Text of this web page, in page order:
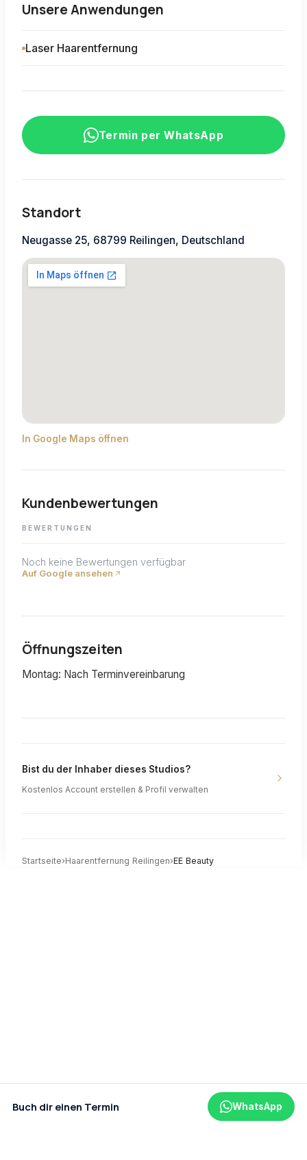
Unsere Anwendungen
Laser Haarentfernung
Termin per WhatsApp
Standort
Neugasse 25, 68799 Reilingen, Deutschland
In Google Maps öffnen
Kundenbewertungen
BEWERTUNGEN
Noch keine Bewertungen verfügbar
Auf Google ansehen
Öffnungszeiten
Montag: Nach Terminvereinbarung
Bist du der Inhaber dieses Studios?
Kostenlos Account erstellen & Profil verwalten
Startseite›Haarentfernung Reilingen›EE Beauty
Buch dir einen Termin WhatsApp